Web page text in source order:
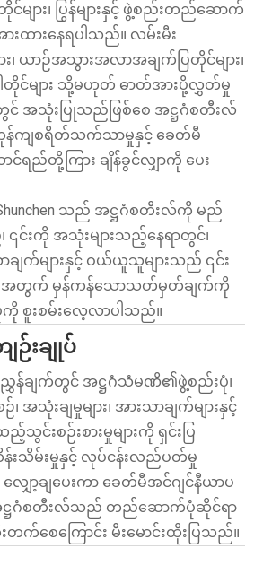
များ၊ ပြွန်များနှင့် ဖွဲ့စည်းတည်ဆောက်
းထားနေရပါသည်။ လမ်းမီး
း၊ ယာဉ်အသွားအလာအချက်ပြတိုင်များ၊
င်များ သို့မဟုတ် ဓာတ်အားပို့လွှတ်မှု
အသုံးပြုသည်ဖြစ်စေ အဋ္ဌဂံစတီးလ်
ကျစရိတ်သက်သာမှုနှင့် ခေတ်မီ
င်ရည်တို့ကြား ချိန်ခွင်လျှာကို ပေး
သည် အဋ္ဌဂံစတီးလ်ကို မည်
ကို အသုံးများသည့်နေရာတွင်၊
ျက်များနှင့် ဝယ်ယူသူများသည် ၎င်း
းအတွက် မှန်ကန်သောသတ်မှတ်ချက်ကို
စူးစမ်းလေ့လာပါသည်။
ဉ်းချုပ်
န်ချက်တွင် အဋ္ဌဂံသံမဏိ၏ဖွဲ့စည်းပုံ၊
သုံးချမှုများ၊ အားသာချက်များနှင့်
င်းစဉ်းစားမှုများကို ရှင်းပြ
န်းသိမ်းမှုနှင့် လုပ်ငန်းလည်ပတ်မှု
ျှော့ချပေးကာ ခေတ်မီအင်ဂျင်နီယာပ
အဋ္ဌဂံစတီးလ်သည် တည်ဆောက်ပုံဆိုင်ရာ
စေကြောင်း မီးမောင်းထိုးပြသည်။